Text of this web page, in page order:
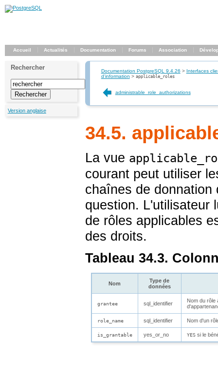
Accueil Actualités Documentation Forums Association
Rechercher
Version anglaise
Documentation PostgreSQL 9.4.26 > Interfaces
d'information > applicable_roles
administrable_role_authorizations
34.5.
La vue
courant peut utiliser
chaînes de donnation
question. L'utilisateur
de rôles applicables
des droits.
Tableau 34.3.
Nom
Type de
données
grantee sql_identifier
Nom du rôle
role_name sql_identifier Nom d'un
is_grantable yes_or_no YESsi le